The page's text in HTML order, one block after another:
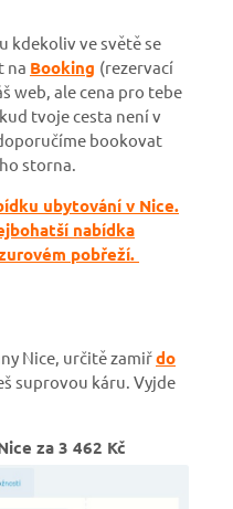
kdekoliv ve světě se
na Booking (rezervací
web, ale cena pro tebe
tvoje cesta není v
bookovat
storna.
ubytování v Nice.
nabídka
pobřeží.
Nice, určitě zamiřdo
suprovou káru. Vyjde
za 3 462 Kč